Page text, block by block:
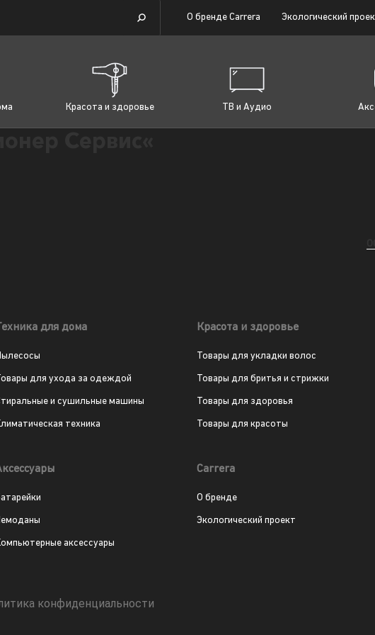
О бренде Carrera Экологический
Красота и здоровье ТВ и Аудио
для дома
для ухода за одеждой
и сушильные машины
техника
Красота и здоровье
Товары для укладки волос
Товары для бритья и стрижки
Товары для здоровья
Товары для красоты
аксессуары
Carrera
О бренде
Экологический проект
конфиденциальности